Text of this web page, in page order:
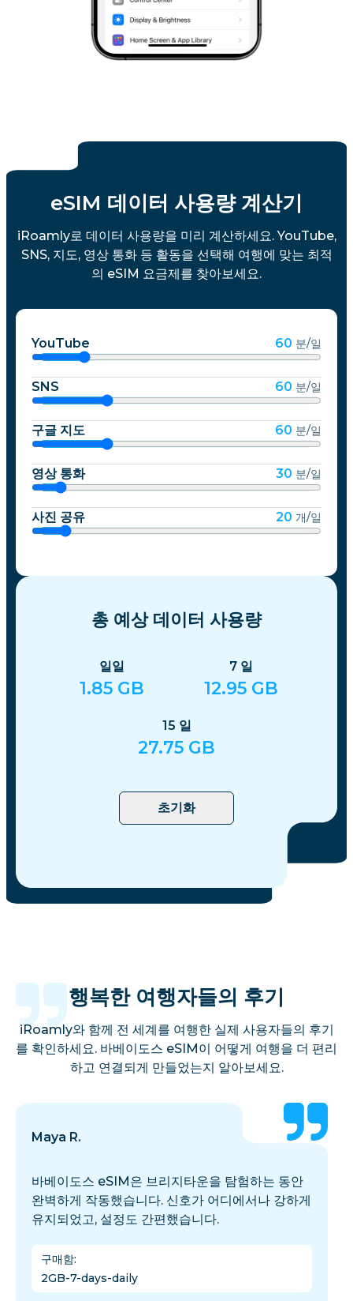
eSIM 데이터 사용량 계산기
iRoamly로 데이터 사용량을 미리 계산하세요. YouTube,
SNS, 지도, 영상 통화 등 활동을 선택해 여행에 맞는 최적
의 eSIM 요금제를 찾아보세요.
YouTube 60 분/일
SNS 60 분/일
구글 지도 60 분/일
영상 통화 30 분/일
사진 공유 20 개/일
총 예상 데이터 사용량
일일
1.85 GB
7 일
12.95 GB
15 일
27.75 GB
초기화
행복한 여행자들의 후기
iRoamly와 함께 전 세계를 여행한 실제 사용자들의 후기
를 확인하세요. 바베이도스 eSIM이 어떻게 여행을 더 편리
하고 연결되게 만들었는지 알아보세요.
Maya R.
바베이도스 eSIM은 브리지타운을 탐험하는 동안
완벽하게 작동했습니다. 신호가 어디에서나 강하게
유지되었고, 설정도 간편했습니다.
구매함:
2GB-7-days-daily